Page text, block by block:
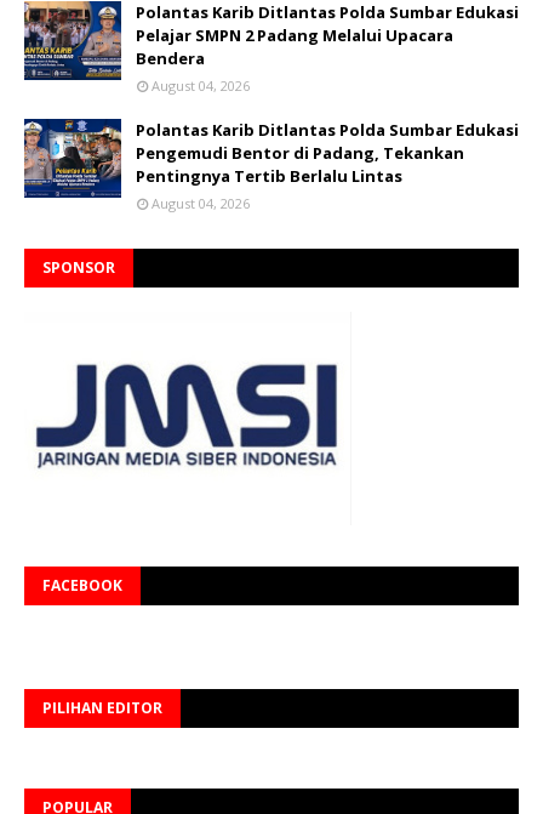
Polantas Karib Ditlantas Polda Sumbar Edukasi
Pelajar SMPN 2 Padang Melalui Upacara
Bendera
August 04, 2026
Polantas Karib Ditlantas Polda Sumbar Edukasi
Pengemudi Bentor di Padang, Tekankan
Pentingnya Tertib Berlalu Lintas
August 04, 2026
SPONSOR
FACEBOOK
PILIHAN EDITOR
POPULAR